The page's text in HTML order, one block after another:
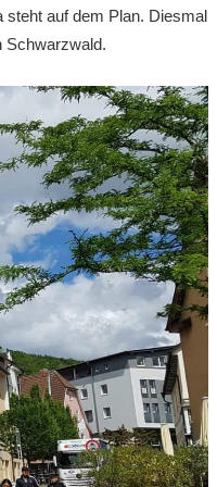
steht auf dem Plan. Diesmal
Schwarzwald.